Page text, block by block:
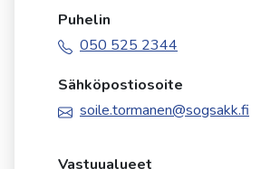
painamalla
enteriä.
käyttäjät
Puhelin
050 525 2344
Sähköpostiosoite
soile.tormanen@sogsakk.fi
Vastuualueet